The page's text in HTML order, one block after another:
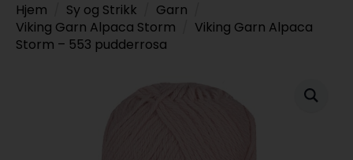
Hjem Sy og Strikk
Garn
Viking Garn Alpaca Storm
Viking Garn Alpaca
Storm – 553 pudderrosa